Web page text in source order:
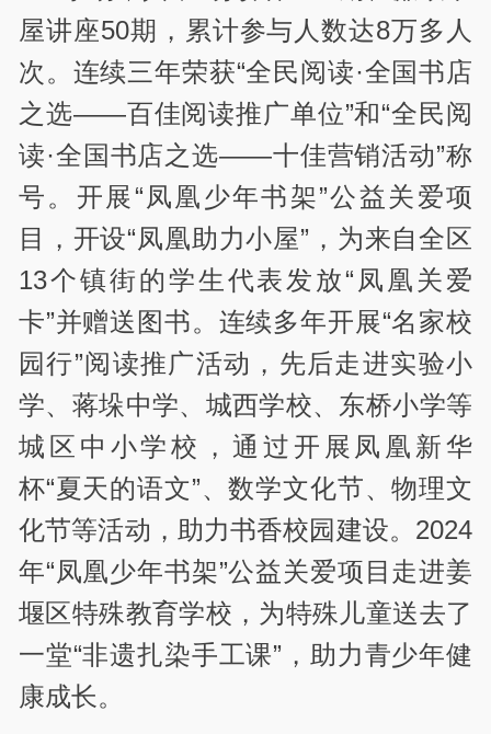
屋讲座50期，累计参与人数达8万多人
次。连续三年荣获“全民阅读·全国书店
之选——百佳阅读推广单位”和“全民阅
读·全国书店之选——十佳营销活动”称
号。开展“凤凰少年书架”公益关爱项
目，开设“凤凰助力小屋”，为来自全区
13个镇街的学生代表发放“凤凰关爱
卡”并赠送图书。连续多年开展“名家校
园行”阅读推广活动，先后走进实验小
学、蒋垛中学、城西学校、东桥小学等
城区中小学校，通过开展凤凰新华
杯“夏天的语文”、数学文化节、物理文
化节等活动，助力书香校园建设。2024
年“凤凰少年书架”公益关爱项目走进姜
堰区特殊教育学校，为特殊儿童送去了
一堂“非遗扎染手工课”，助力青少年健
康成长。